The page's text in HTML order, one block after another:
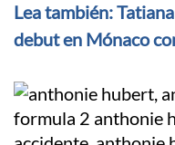
Lea también:
debut en Mónaco